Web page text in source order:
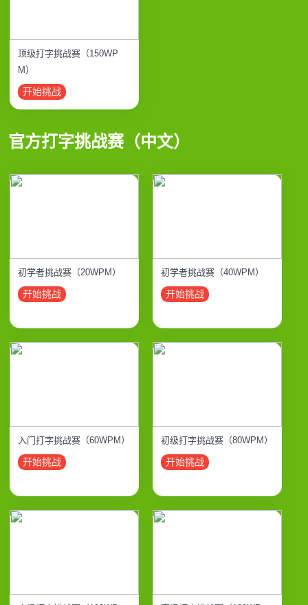
顶级打字挑战赛（150WP
M）
开始挑战
官方打字挑战赛（中文）
初学者挑战赛（20WPM）
开始挑战
初学者挑战赛（40WPM）
开始挑战
入门打字挑战赛（60WPM）
开始挑战
初级打字挑战赛（80WPM）
开始挑战